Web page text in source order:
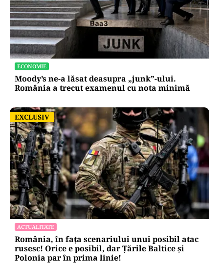
ECONOMIE
Moody’s ne-a lăsat deasupra „junk”-ului.
România a trecut examenul cu nota minimă
EXCLUSIV
EXCLUSIV
ACTUALITATE
România, în fața scenariului unui posibil atac
rusesc! Orice e posibil, dar Țările Baltice și
Polonia par în prima linie!